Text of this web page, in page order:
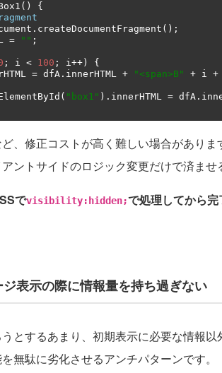
()
{
. createDocumentFragment ();
= "" ;
; i < 100 ; i++)
{
= dfA . innerHTML + "<span>B" + i +
( "box1" ). innerHTML = dfA .
、修正コストが高く難しい場合があり
ントサイドのロジック変更だけで済ませ
でvisibility:hidden;で処理してから
表示の際に情報量を持ち過ぎない
とするあまり、初期表示に必要な情報以
無駄に劣化させるアンチパターンです